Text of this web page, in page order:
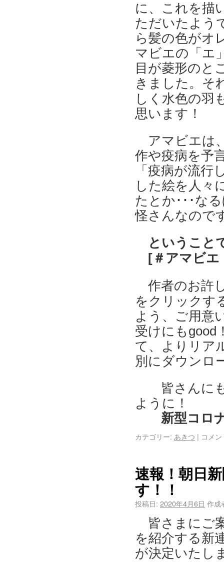
に、これを描
ただいたよう
ら髪の色がオ
マビエの「エ
目が菱形のと
きました。 そ
しく水色の羽
思います！
アマビエは
作や疫病を予
「疫病が流行
した絵を人々
たとか･･･な
怪さんなので
ということ
[＃アマビ
作者のお許
をクリックす
よう、ご用意
受けにもgood
て、よりリア
別にダウンロ
皆さんに
ように！
新型コロ
カテゴリー: あきつ | コメ
速報！朝日
す！！
投稿日: 2020年4月6日 作成
皆さまにご
を紹介する新
が決定いたし